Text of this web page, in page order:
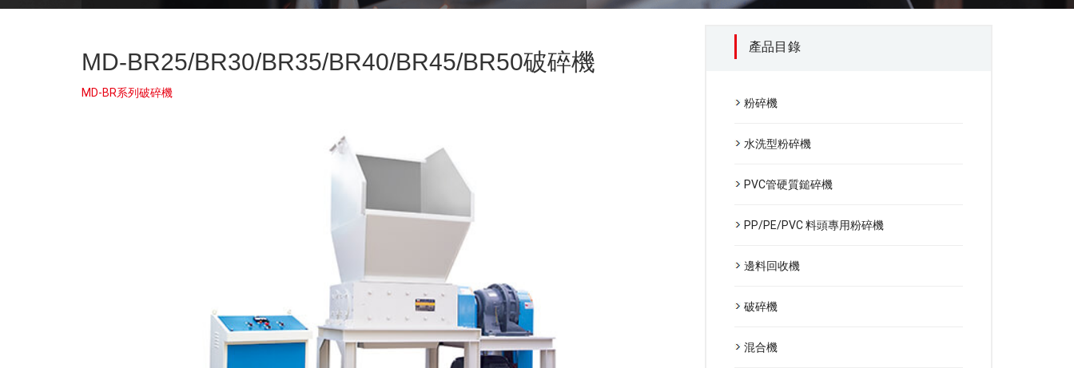
MD-BR25/BR30/BR35/BR40/BR45/BR50破碎機
MD-BR系列破碎機
產品目錄
粉碎機
水洗型粉碎機
PVC管硬質鎚碎機
PP/PE/PVC 料頭專用粉碎機
邊料回收機
破碎機
混合機